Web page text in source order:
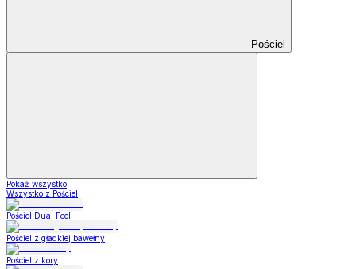
Pościel
Pokaż wszystko
Wszystko z Pościel
Pościel Dual Feel
Pościel z gładkiej bawełny
Pościel z kory